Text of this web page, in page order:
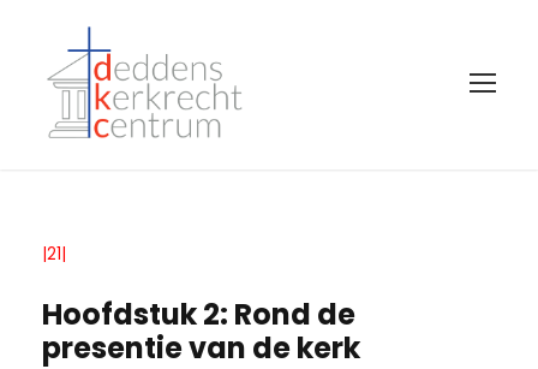
|21|
Hoofdstuk 2: Rond de
presentie van de kerk